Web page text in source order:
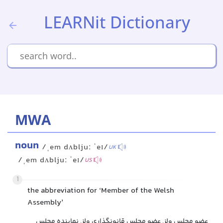
LEARNit Dictionary
MWA
noun /ˌem dʌbljuː ˈeɪ/UK
/ˌem dʌbljuː ˈeɪ/US
1
the abbreviation for ‘Member of the Welsh
Assembly’